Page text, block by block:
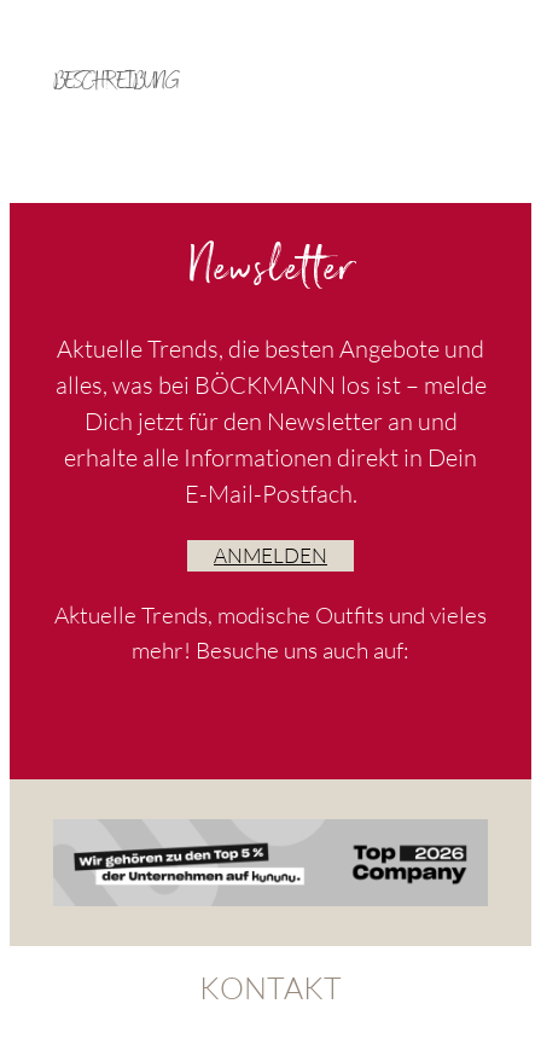
BESCHREIBUNG
Newsletter
Aktuelle Trends, die besten Angebote und
alles, was bei BÖCKMANN los ist – melde
Dich jetzt für den Newsletter an und
erhalte alle Informationen direkt in Dein
E-Mail-Postfach.
ANMELDEN
Aktuelle Trends, modische Outfits und vieles
mehr! Besuche uns auch auf:
KONTAKT